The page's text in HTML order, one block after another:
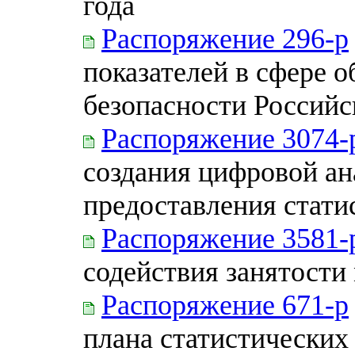
Распоряжение 296-р
показателей в сфере
безопасности
Распоряжение 3074-
создания цифровой
предоставления
Распоряжение 3581-
содействия
Распоряжение 671-р
плана